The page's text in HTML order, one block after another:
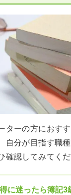
ターの方におす
自分が目指す職
確認してみてくだ
に迷ったら簿記3